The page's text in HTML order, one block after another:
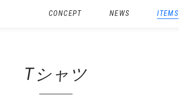
ITEMS
CONCEPT NEWS
Tシャツ